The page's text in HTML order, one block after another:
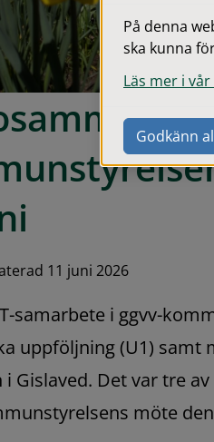
11 juni 2026
samarbete i ggvv-
uppföljning (U1) samt
Gislaved. Det var tre
möte
På denna
ska kunna
Läs mer i
Godkänn